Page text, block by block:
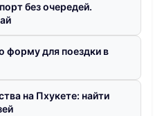
без очередей.
форму для поездки в
на Пхукете: найти